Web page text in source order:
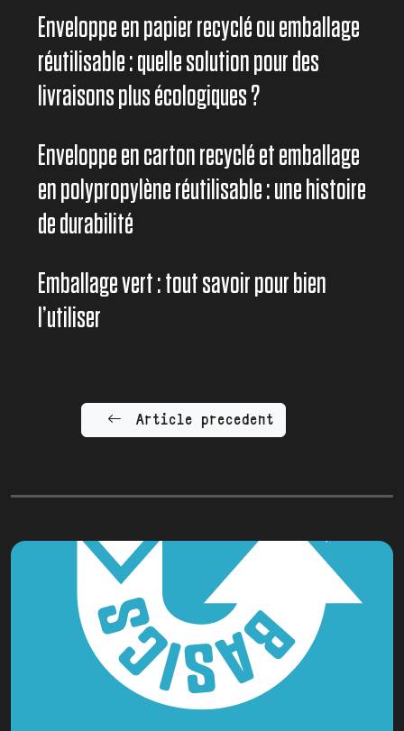
Enveloppe en papier recyclé ou emballage
réutilisable : quelle solution pour des
livraisons plus écologiques ?
Enveloppe en carton recyclé et emballage
en polypropylène réutilisable : une histoire
de durabilité
Emballage vert : tout savoir pour bien
l’utiliser
Article precedent